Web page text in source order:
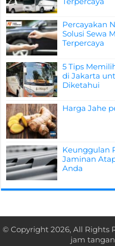
Percayakan
Solusi Sewa
Terpercaya
5 Tips
di Jakarta
Diketahui
Harga Jahe
Keunggulan
Jaminan
Anda
© Copyright 2026, All Rights
jam